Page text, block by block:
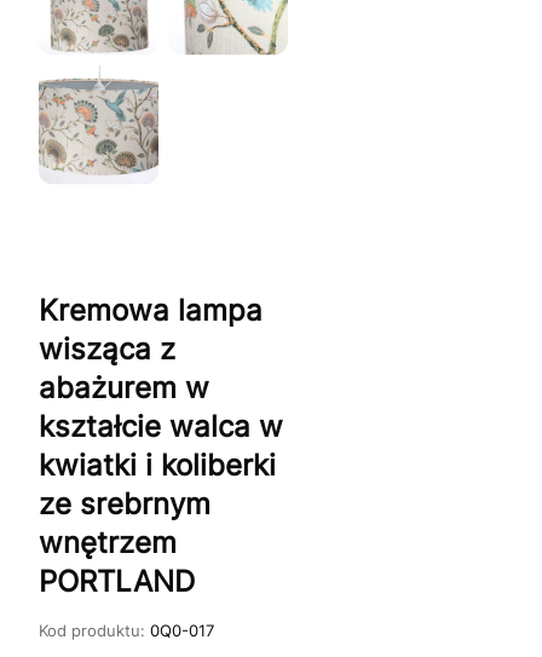
Kremowa lampa
wisząca z
abażurem w
kształcie walca w
kwiatki i koliberki
ze srebrnym
wnętrzem
PORTLAND
Kod produktu: 0Q0-017